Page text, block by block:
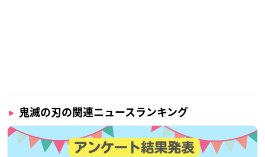
鬼滅の刃の関連ニュースランキング